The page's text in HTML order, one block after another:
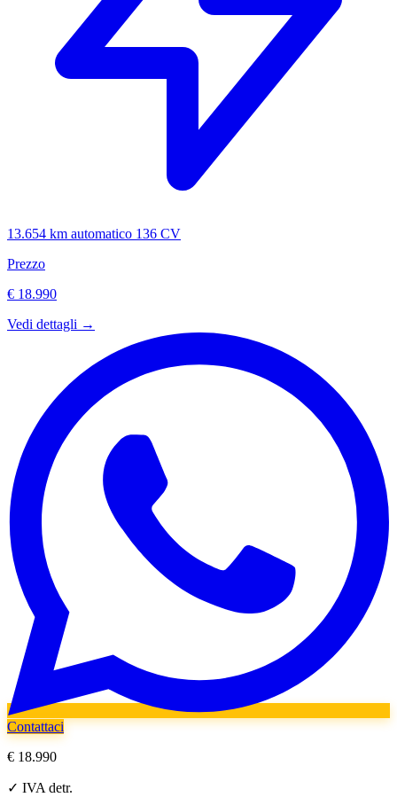
13.654 km automatico 136 CV
Prezzo
€ 18.990
Vedi dettagli →
Contattaci
€ 18.990
✓ IVA detr.